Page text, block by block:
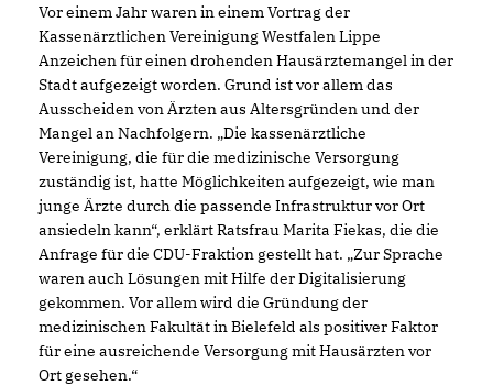
Vor einem Jahr waren in einem Vortrag der
Kassenärztlichen Vereinigung Westfalen Lippe
Anzeichen für einen drohenden Hausärztemangel in der
Stadt aufgezeigt worden. Grund ist vor allem das
Ausscheiden von Ärzten aus Altersgründen und der
Mangel an Nachfolgern. „Die kassenärztliche
Vereinigung, die für die medizinische Versorgung
zuständig ist, hatte Möglichkeiten aufgezeigt, wie man
junge Ärzte durch die passende Infrastruktur vor Ort
ansiedeln kann“, erklärt Ratsfrau Marita Fiekas, die die
Anfrage für die CDU-Fraktion gestellt hat. „Zur Sprache
waren auch Lösungen mit Hilfe der Digitalisierung
gekommen. Vor allem wird die Gründung der
medizinischen Fakultät in Bielefeld als positiver Faktor
für eine ausreichende Versorgung mit Hausärzten vor
Ort gesehen.“